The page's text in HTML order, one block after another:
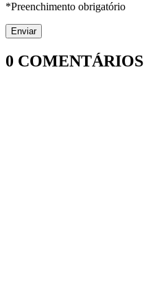
*Preenchimento obrigatório
0 COMENTÁRIOS